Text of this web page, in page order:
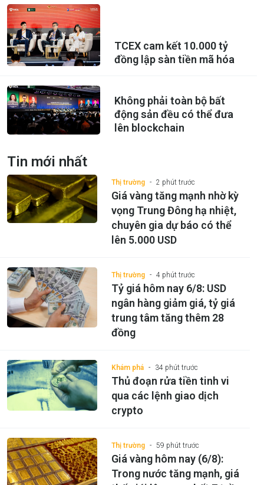
TCEX cam kết 10.000 tỷ
đồng lập sàn tiền mã hóa
Không phải toàn bộ bất
động sản đều có thể đưa
lên blockchain
Tin mới nhất
Thị trường 2 phút trước
Giá vàng tăng mạnh nhờ kỳ
vọng Trung Đông hạ nhiệt,
chuyên gia dự báo có thể
lên 5.000 USD
Thị trường 4 phút trước
Tỷ giá hôm nay 6/8: USD
ngân hàng giảm giá, tỷ giá
trung tâm tăng thêm 28
đồng
Khám phá 34 phút trước
Thủ đoạn rửa tiền tinh vi
qua các lệnh giao dịch
crypto
Thị trường 59 phút trước
Giá vàng hôm nay (6/8):
Trong nước tăng mạnh, giá